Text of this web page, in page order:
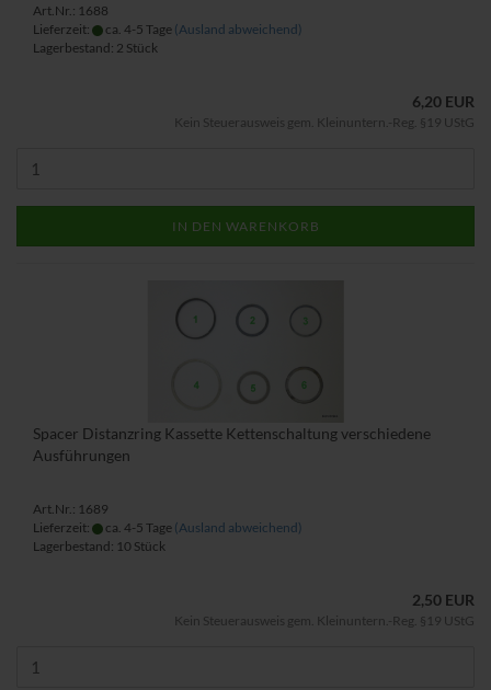
Art.Nr.: 1688
Lieferzeit:
ca. 4-5 Tage (Ausland abweichend)
Lagerbestand: 2 Stück
6,20 EUR
Kein Steuerausweis gem. Kleinuntern.-Reg. §19 UStG
IN DEN WARENKORB
Spacer Distanzring Kassette Kettenschaltung verschiedene
Ausführungen
Art.Nr.: 1689
Lieferzeit:
ca. 4-5 Tage (Ausland abweichend)
Lagerbestand: 10 Stück
2,50 EUR
Kein Steuerausweis gem. Kleinuntern.-Reg. §19 UStG